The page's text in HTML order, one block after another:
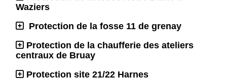
Waziers
Protection de la fosse 11 de grenay
Protection de la chaufferie des ateliers
centraux de Bruay
Protection site 21/22 Harnes